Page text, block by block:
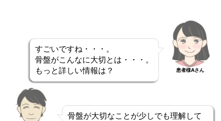
すごいですね・・・。
骨盤がこんなに大切とは・・・。
もっと詳しい情報は？
患者様Aさん
骨盤が大切なことが少しでも理解して